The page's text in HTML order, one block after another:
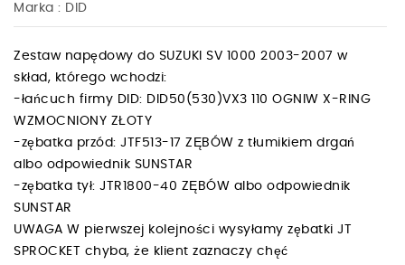
Marka : DID
Zestaw napędowy do SUZUKI SV 1000 2003-2007 w
skład, którego wchodzi:
-łańcuch firmy DID: DID50(530)VX3 110 OGNIW X-RING
WZMOCNIONY ZŁOTY
-zębatka przód: JTF513-17 ZĘBÓW z tłumikiem drgań
albo odpowiednik SUNSTAR
-zębatka tył: JTR1800-40 ZĘBÓW albo odpowiednik
SUNSTAR
UWAGA W pierwszej kolejności wysyłamy zębatki JT
SPROCKET chyba, że klient zaznaczy chęć